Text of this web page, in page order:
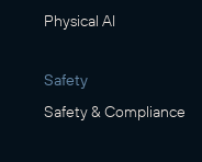
Physical AI
Safety
Safety & Compliance